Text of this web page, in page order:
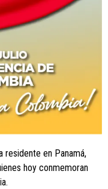
residente en Panamá,
hoy conmemoran